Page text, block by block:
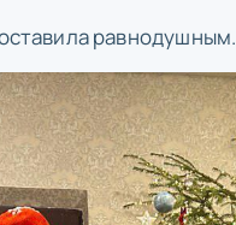
равнодушным.